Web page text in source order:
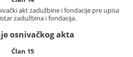
akt zadužbine i fondacije pre upisa
zadužbina i fondacija.
osnivačkog akta
Član 15